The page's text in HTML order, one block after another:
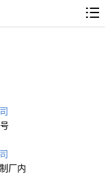
厂内